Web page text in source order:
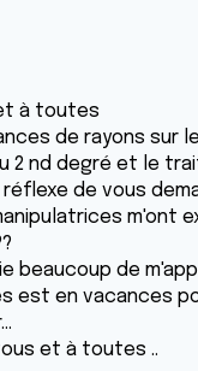
à toutes
de rayons
2 nd degré et le
réflexe de vous
m'ont
beaucoup de
est en vacances
et à toutes ..